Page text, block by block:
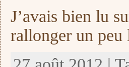
J’avais bien lu
rallonger un